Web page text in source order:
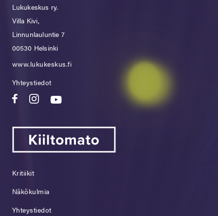
Lukukeskus ry.
Villa Kivi,
Linnunlauluntie 7
00530 Helsinki
www.lukukeskus.fi
Yhteystiedot
Kritiikit
Näkökulmia
Yhteystiedot